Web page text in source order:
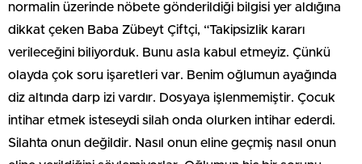
normalin üzerinde nöbete gönderildiği bilgisi yer aldığına
dikkat çeken Baba Zübeyt Çiftçi, “Takipsizlik kararı
verileceğini biliyorduk. Bunu asla kabul etmeyiz. Çünkü
olayda çok soru işaretleri var. Benim oğlumun ayağında
diz altında darp izi vardır. Dosyaya işlenmemiştir. Çocuk
intihar etmek isteseydi silah onda olurken intihar ederdi.
Silahta onun değildir. Nasıl onun eline geçmiş nasıl onun